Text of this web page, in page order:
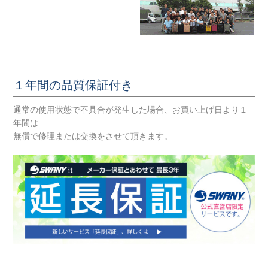
１年間の品質保証付き
通常の使用状態で不具合が発生した場合、お買い上げ日より１
年間は
無償で修理または交換をさせて頂きます。